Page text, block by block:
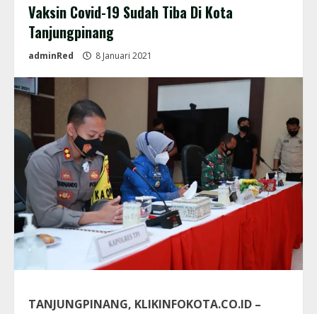
Vaksin Covid-19 Sudah Tiba Di Kota
Tanjungpinang
adminRed 8 Januari 2021
TANJUNGPINANG, KLIKINFOKOTA.CO.ID –